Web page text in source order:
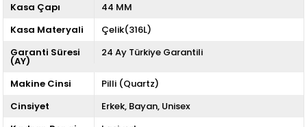
Kasa Çapı
44 MM
Kasa Materyali
Çelik(316L)
Garanti Süresi
(AY)
24 Ay Türkiye Garantili
Makine Cinsi
Pilli (Quartz)
Cinsiyet
Erkek Bayan Unisex